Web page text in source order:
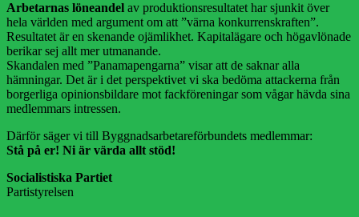
Arbetarnas löneandel av produktionsresultatet har sjunkit över
hela världen med argument om att ”värna konkurrenskraften”.
Resultatet är en skenande ojämlikhet. Kapitalägare och högavlönade
berikar sej allt mer utmanande.
Skandalen med ”Panamapengarna” visar att de saknar alla
hämningar. Det är i det perspektivet vi ska bedöma attackerna från
borgerliga opinionsbildare mot fackföreningar som vågar hävda sina
medlemmars intressen.
Därför säger vi till Byggnadsarbetareförbundets medlemmar:
Stå på er! Ni är värda allt stöd!
Socialistiska Partiet
Partistyrelsen